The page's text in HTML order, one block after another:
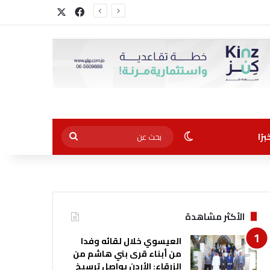
فيسبوك
الوضع المظلم
بحث
عن
الأكثر مشاهدة
العيسوي خلال لقائه وفدا
من أبناء قرى بني هاشم من
الزرقاء: الأردن يواصل ترسيخ